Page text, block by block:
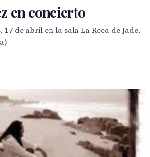
en concierto
17 de abril en la sala La Roca de Jade.